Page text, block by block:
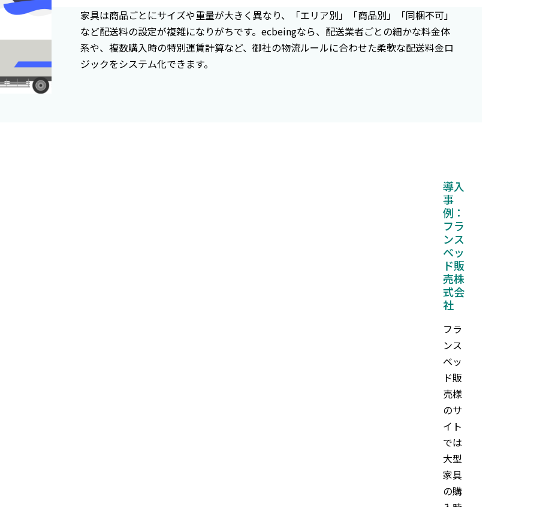
家具は商品ごとにサイズや重量が大きく異なり、「エリア別」「商品別」「同梱不可」
など配送料の設定が複雑になりがちです。ecbeingなら、配送業者ごとの細かな料金体
系や、複数購入時の特別運賃計算など、御社の物流ルールに合わせた柔軟な配送料金ロ
ジックをシステム化できます。
導入
事
例：
フラ
ンス
ベッ
ド販
売株
式会
社
フラ
ンス
ベッ
ド販
売様
のサ
イト
では
大型
家具
の購